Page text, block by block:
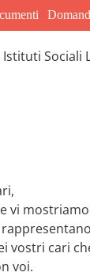
vi
vostri cari
voi.